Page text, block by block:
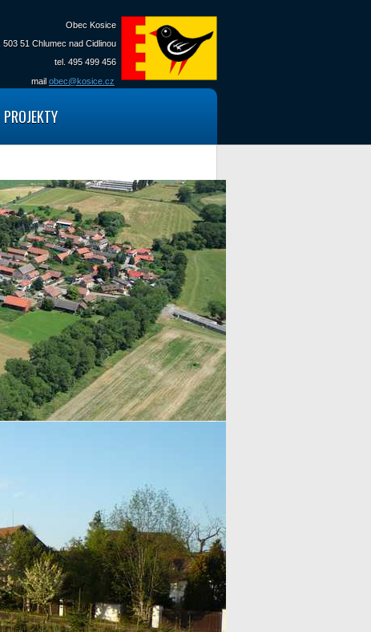
Obec Kosice
503 51 Chlumec nad Cidlinou
tel. 495 499 456
mailobec@kosice.cz
PROJEKTY